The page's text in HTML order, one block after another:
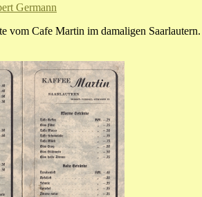
Germann
vom Cafe Martin im damaligen